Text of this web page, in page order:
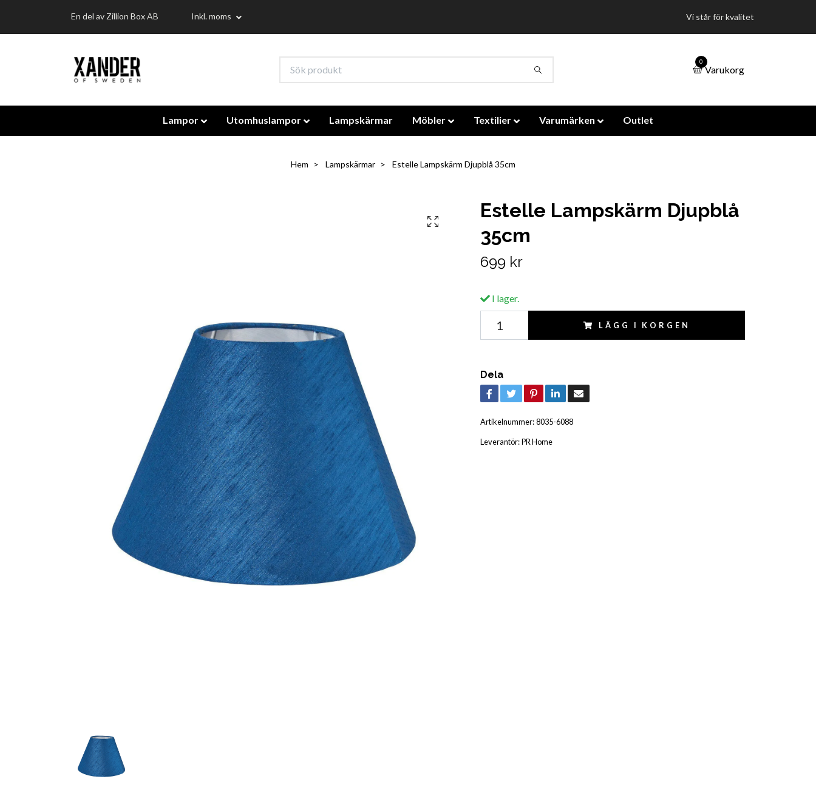
En del av Zillion Box AB Inkl. moms Vi står för kvalitet
0
Varukorg
Lampor Utomhuslampor Lampskärmar Möbler Textilier Varumärken Outlet
Hem Lampskärmar Estelle Lampskärm Djupblå 35cm
Estelle Lampskärm Djupblå
35cm
699 kr
I lager.
LÄGG I KORGEN
Dela
Artikelnummer:8035-6088
Leverantör:PR Home